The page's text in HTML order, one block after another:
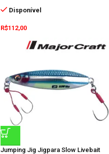
Disponível
R$112,00
Jumping Jig Jigpara Slow Livebait